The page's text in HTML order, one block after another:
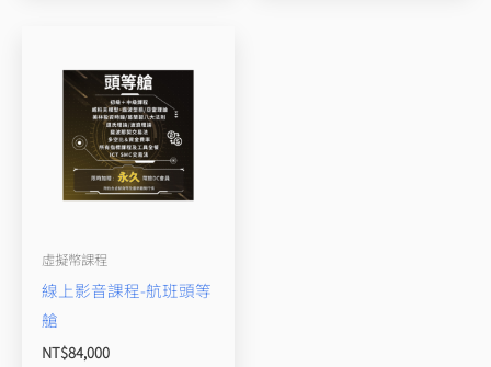
虛擬幣課程
線上影音課程-航班頭等
艙
NT$84,000